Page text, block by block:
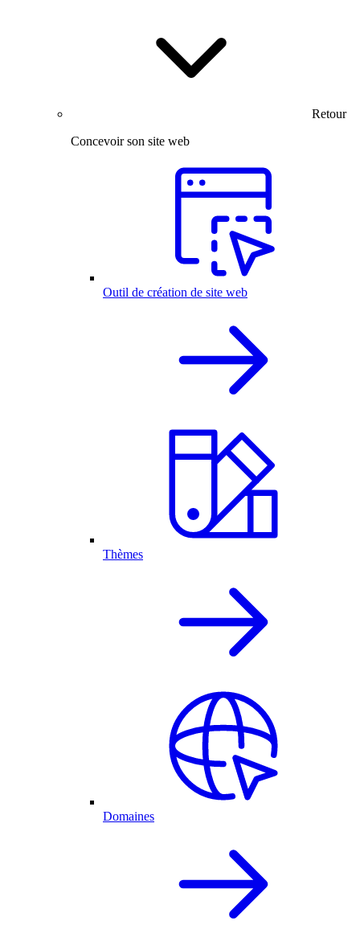
Retour
Concevoir son site web
Outil de création de site web
Thèmes
Domaines